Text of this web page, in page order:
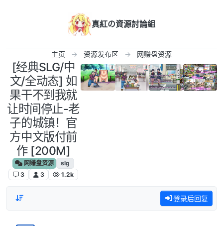
真紅の資源討論組
主页 资源发布区 网赚盘资源
[经典SLG/中
文/全动态] 如
果干不到我就
让时间停止-老
子的城镇！官
方中文版付前
作 [200M]
网赚盘资源
slg
3
3 1.2k
登录后回复